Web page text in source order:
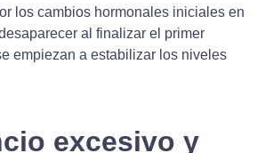
los cambios hormonales iniciales en
al finalizar el primer
empiezan a estabilizar los niveles
excesivo y